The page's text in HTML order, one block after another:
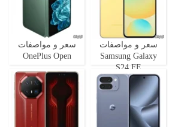
سعر و مواصفات
Samsung Galaxy
S24 FE
سعر و مواصفات
OnePlus Open